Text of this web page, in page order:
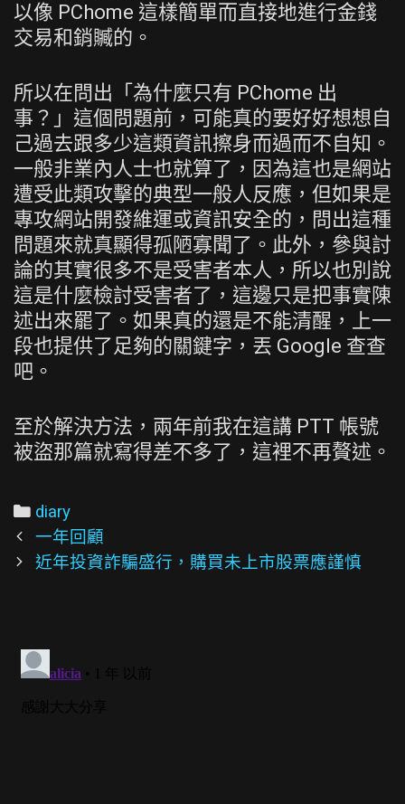
以像 PChome 這樣簡單而直接地進行金錢
交易和銷贓的。
所以在問出「為什麼只有 PChome 出
事？」這個問題前，可能真的要好好想想自
己過去跟多少這類資訊擦身而過而不自知。
一般非業內人士也就算了，因為這也是網站
遭受此類攻擊的典型一般人反應，但如果是
專攻網站開發維運或資訊安全的，問出這種
問題來就真顯得孤陋寡聞了。此外，參與討
論的其實很多不是受害者本人，所以也別說
這是什麼檢討受害者了，這邊只是把事實陳
述出來罷了。如果真的還是不能清醒，上一
段也提供了足夠的關鍵字，丟 Google 查查
吧。
至於解決方法，兩年前我在這講 PTT 帳號
被盜那篇就寫得差不多了，這裡不再贅述。
Categories
diary
Post
navigation
一年回顧
近年投資詐騙盛行，購買未上市股票應謹慎